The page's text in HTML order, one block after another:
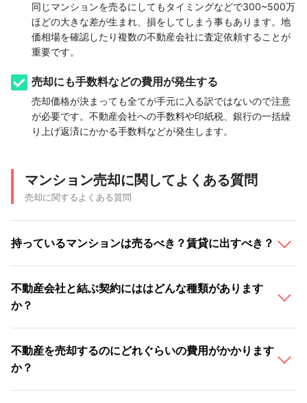
同じマンションを売るにしてもタイミングなどで300~500万
ほどの大きな差が生まれ、損をしてしまう事もあります。地
価相場を確認したり複数の不動産会社に査定依頼することが
重要です。
売却にも手数料などの費用が発生する
売却価格が決まっても全てが手元に入る訳ではないので注意
が必要です。不動産会社への手数料や印紙税、銀行の一括繰
り上げ返済にかかる手数料などが発生します。
マンション売却に関してよくある質問
売却に関するよくある質問
持っているマンションは売るべき？賃貸に出すべき？
不動産会社と結ぶ契約にははどんな種類があります
か？
不動産を売却するのにどれぐらいの費用がかかります
か？